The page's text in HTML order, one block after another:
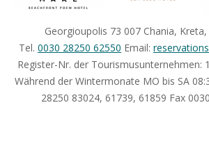
Georgioupolis 73 007 Chania,
Tel. 0030 28250 62550 Email:
Register-Nr. der Tourismusunternehmen:
Während der Wintermonate MO bis SA
28250 83024, 61739, 61859 Fax